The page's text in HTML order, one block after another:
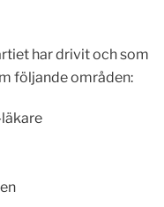
har drivit och som
följande områden: